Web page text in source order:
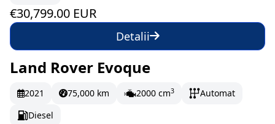
€30,799.00 EUR
Detalii
La comandă
Land Rover Evoque
2021 75,000 km 2000 cm3
Automat
Diesel